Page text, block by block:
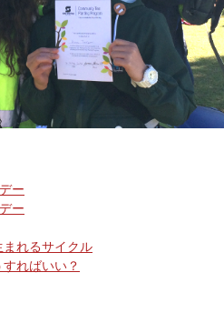
ー
ー
れるサイクル
ればいい？